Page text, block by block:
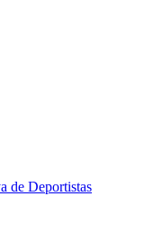
de Deportistas